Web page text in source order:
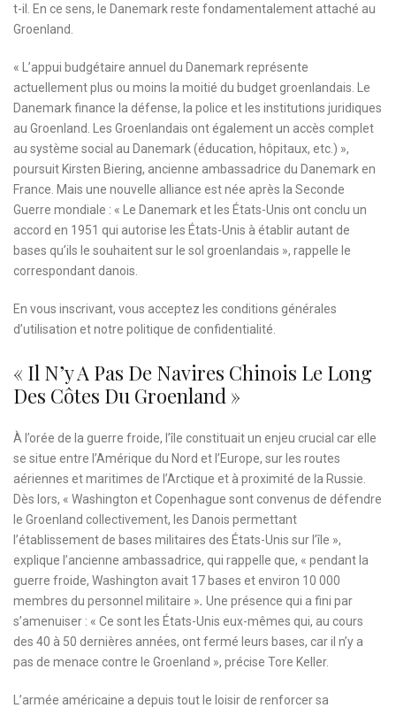
t-il. En ce sens, le Danemark reste fondamentalement attaché au
Groenland.
« L’appui budgétaire annuel du Danemark représente
actuellement plus ou moins la moitié du budget groenlandais. Le
Danemark finance la défense, la police et les institutions juridiques
au Groenland. Les Groenlandais ont également un accès complet
au système social au Danemark (éducation, hôpitaux, etc.) »,
poursuit Kirsten Biering, ancienne ambassadrice du Danemark en
France. Mais une nouvelle alliance est née après la Seconde
Guerre mondiale : « Le Danemark et les États-Unis ont conclu un
accord en 1951 qui autorise les États-Unis à établir autant de
bases qu’ils le souhaitent sur le sol groenlandais », rappelle le
correspondant danois.
En vous inscrivant, vous acceptez les conditions générales
d’utilisation et notre politique de confidentialité.
« Il N’y A Pas De Navires Chinois Le Long
Des Côtes Du Groenland »
À l’orée de la guerre froide, l’île constituait un enjeu crucial car elle
se situe entre l’Amérique du Nord et l’Europe, sur les routes
aériennes et maritimes de l’Arctique et à proximité de la Russie.
Dès lors, « Washington et Copenhague sont convenus de défendre
le Groenland collectivement, les Danois permettant
l’établissement de bases militaires des États-Unis sur l’île »,
explique l’ancienne ambassadrice, qui rappelle que, « pendant la
guerre froide, Washington avait 17 bases et environ 10 000
membres du personnel militaire ». Une présence qui a fini par
s’amenuiser : « Ce sont les États-Unis eux-mêmes qui, au cours
des 40 à 50 dernières années, ont fermé leurs bases, car il n’y a
pas de menace contre le Groenland », précise Tore Keller.
L’armée américaine a depuis tout le loisir de renforcer sa